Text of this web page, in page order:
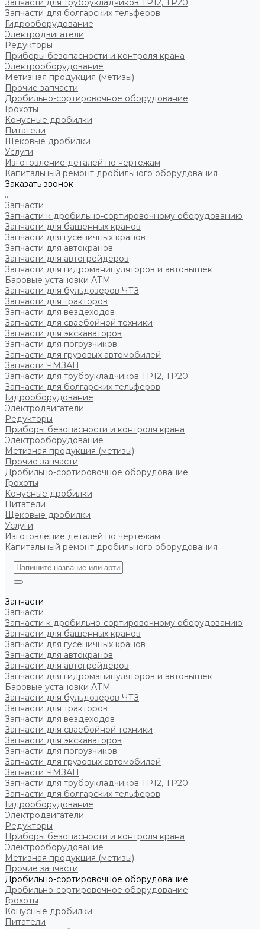
Запчасти для трубоукладчиков ТР12, ТР20
Запчасти для болгарских тельферов
Гидрооборудование
Электродвигатели
Редукторы
Приборы безопасности и контроля крана
Электрооборудование
Метизная продукция (метизы)
Прочие запчасти
Дробильно-сортировочное оборудование
Грохоты
Конусные дробилки
Питатели
Щековые дробилки
Услуги
Изготовление деталей по чертежам
Капитальный ремонт дробильного оборудования
Заказать звонок
...
Запчасти
Запчасти к дробильно-сортировочному оборудованию
Запчасти для башенных кранов
Запчасти для гусеничных кранов
Запчасти для автокранов
Запчасти для автогрейдеров
Запчасти для гидроманипуляторов и автовышек
Баровые установки АТМ
Запчасти для бульдозеров ЧТЗ
Запчасти для тракторов
Запчасти для вездеходов
Запчасти для сваебойной техники
Запчасти для экскаваторов
Запчасти для погрузчиков
Запчасти для грузовых автомобилей
Запчасти ЧМЗАП
Запчасти для трубоукладчиков ТР12, ТР20
Запчасти для болгарских тельферов
Гидрооборудование
Электродвигатели
Редукторы
Приборы безопасности и контроля крана
Электрооборудование
Метизная продукция (метизы)
Прочие запчасти
Дробильно-сортировочное оборудование
Грохоты
Конусные дробилки
Питатели
Щековые дробилки
Услуги
Изготовление деталей по чертежам
Капитальный ремонт дробильного оборудования
Запчасти
Запчасти
Запчасти к дробильно-сортировочному оборудованию
Запчасти для башенных кранов
Запчасти для гусеничных кранов
Запчасти для автокранов
Запчасти для автогрейдеров
Запчасти для гидроманипуляторов и автовышек
Баровые установки АТМ
Запчасти для бульдозеров ЧТЗ
Запчасти для тракторов
Запчасти для вездеходов
Запчасти для сваебойной техники
Запчасти для экскаваторов
Запчасти для погрузчиков
Запчасти для грузовых автомобилей
Запчасти ЧМЗАП
Запчасти для трубоукладчиков ТР12, ТР20
Запчасти для болгарских тельферов
Гидрооборудование
Электродвигатели
Редукторы
Приборы безопасности и контроля крана
Электрооборудование
Метизная продукция (метизы)
Прочие запчасти
Дробильно-сортировочное оборудование
Дробильно-сортировочное оборудование
Грохоты
Конусные дробилки
Питатели